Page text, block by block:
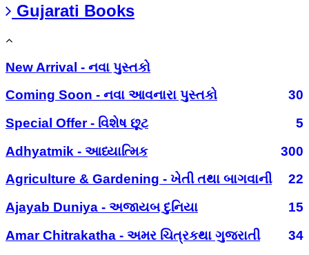
Gujarati Books
New Arrival - નવા પુસ્તકો
Coming Soon - નવા આવનારા પુસ્તકો
30
Special Offer - વિશેષ છૂટ
5
Adhyatmik - આધ્યાત્મિક
300
Agriculture & Gardening - ખેતી તથા બાગવાની
22
Ajayab Duniya - અજાયબ દુનિયા
15
Amar Chitrakatha - અમર ચિત્રકથા ગુજરાતી
34